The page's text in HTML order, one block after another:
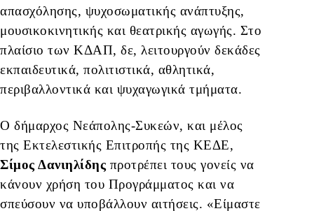
απασχόλησης, ψυχοσωματικής ανάπτυξης,
μουσικοκινητικής και θεατρικής αγωγής. Στο
πλαίσιο των ΚΔΑΠ, δε, λειτουργούν δεκάδες
εκπαιδευτικά, πολιτιστικά, αθλητικά,
περιβαλλοντικά και ψυχαγωγικά τμήματα.
Ο δήμαρχος Νεάπολης-Συκεών, και μέλος
της Εκτελεστικής Επιτροπής της ΚΕΔΕ,
Σίμος Δανιηλίδης προτρέπει τους γονείς να
κάνουν χρήση του Προγράμματος και να
σπεύσουν να υποβάλλουν αιτήσεις. «Είμαστε